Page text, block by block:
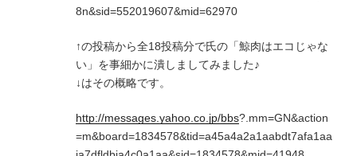
8n&sid=552019607&mid=62970
↑の投稿から全18投稿分で氏の「鯨肉はエコじゃな
い」を事細かに潰しましてみました♪
↓はその概略です。
http://messages.yahoo.co.jp/bbs?.mm=GN&action
=m&board=1834578&tid=a45a4a2a1aabdt7afa1aa